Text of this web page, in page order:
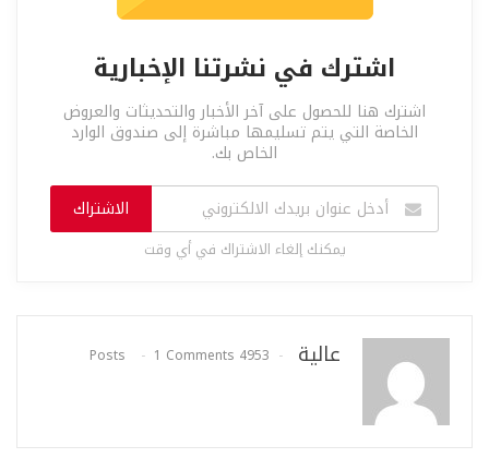
اشترك في نشرتنا الإخبارية
اشترك هنا للحصول على آخر الأخبار والتحديثات والعروض
الخاصة التي يتم تسليمها مباشرة إلى صندوق الوارد
الخاص بك.
الاشتراك
يمكنك إلغاء الاشتراك في أي وقت
عالية 4953 Posts
1 Comments